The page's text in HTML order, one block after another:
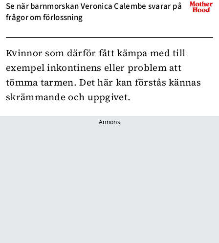
Se när barnmorskan Veronica Calembe svarar på
frågor om förlossning
Kvinnor som därför fått kämpa med till
exempel inkontinens eller problem att
tömma tarmen. Det här kan förstås kännas
skrämmande och uppgivet.
Annons